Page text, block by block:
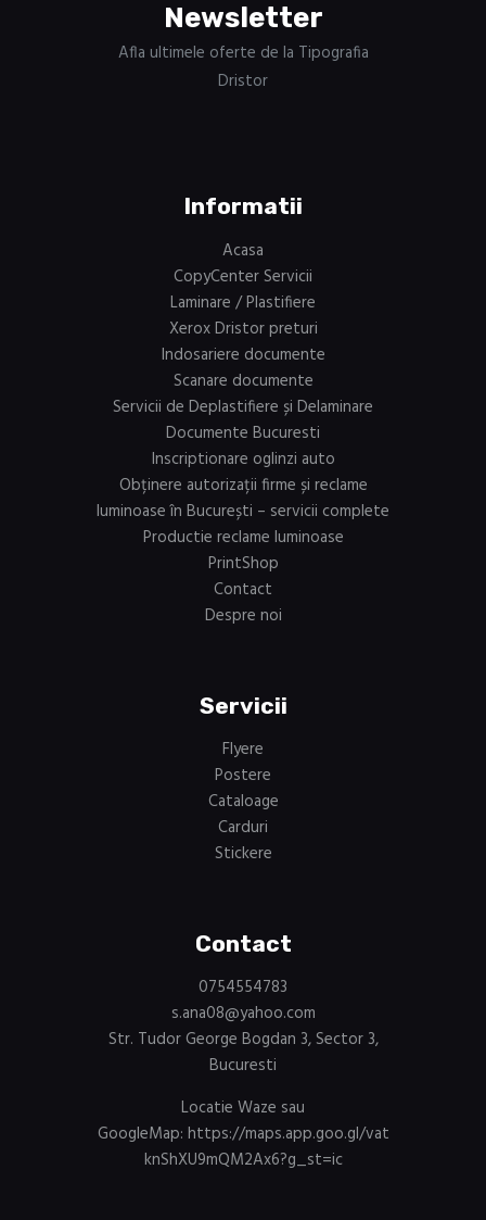
Newsletter
Afla ultimele oferte de la Tipografia
Dristor
Informatii
Acasa
CopyCenter Servicii
Laminare / Plastifiere
Xerox Dristor preturi
Indosariere documente
Scanare documente
Servicii de Deplastifiere și Delaminare
Documente Bucuresti
Inscriptionare oglinzi auto
Obținere autorizații firme și reclame
luminoase în București – servicii complete
Productie reclame luminoase
PrintShop
Contact
Despre noi
Servicii
Flyere
Postere
Cataloage
Carduri
Stickere
Contact
0754554783
s.ana08@yahoo.com
Str. Tudor George Bogdan 3, Sector 3,
Bucuresti
Locatie Waze sau
GoogleMap: https://maps.app.goo.gl/vat
knShXU9mQM2Ax6?g_st=ic